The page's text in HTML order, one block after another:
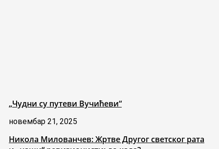
„Чудни су путеви Вучићеви“
новембар 21, 2025
Никола Милованчев: Жртве Другог светског рата